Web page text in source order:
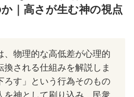
｜高さが生む神の視点
、物理的な高低差が心理的
換される仕組みを解説しま
ろす」という行為そのもの
を神として刷り込み、民衆